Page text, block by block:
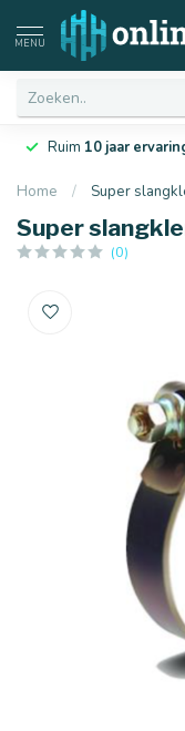
MENU
Laagste
Home / Super
Super
(0)